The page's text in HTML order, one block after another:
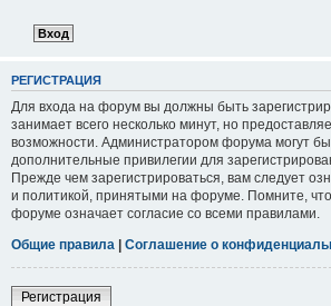
РЕГИСТРАЦИЯ
Для входа на форум вы должны быть
занимает всего несколько минут, но
возможности. Администратором форума могут
дополнительные привилегии для
Прежде чем зарегистрироваться, вам следует
и политикой, принятыми на форуме. Помните,
форуме означает согласие со всеми правилами.
Общие правила | Соглашение о
Регистрация